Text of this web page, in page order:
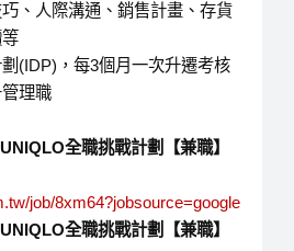
、人際溝通、銷售計畫、存貨
(IDP)，每3個月一次升遷考核
理職
全職挑戰計劃【兼職】
job/8xm64?jobsource=google
全職挑戰計劃【兼職】